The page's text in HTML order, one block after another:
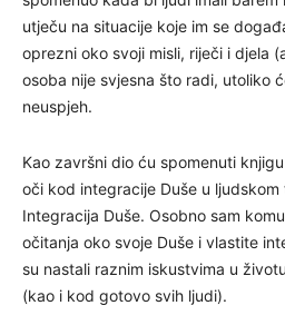
utječu na situacije koje im se
oprezni oko svoji misli, riječi i djela
osoba nije svjesna što radi, utoliko
neuspjeh.
Kao završni dio ću spomenuti
oči kod integracije Duše u ljudskom
Integracija Duše. Osobno sam
očitanja oko svoje Duše i vlastite
su nastali raznim iskustvima u
(kao i kod gotovo svih ljudi).